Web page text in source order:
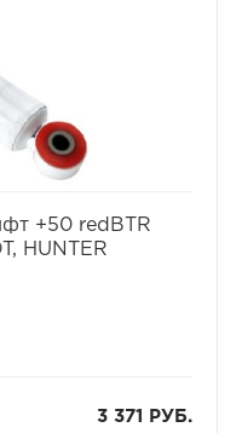
+50 redBTR
HUNTER
3 371 РУБ.